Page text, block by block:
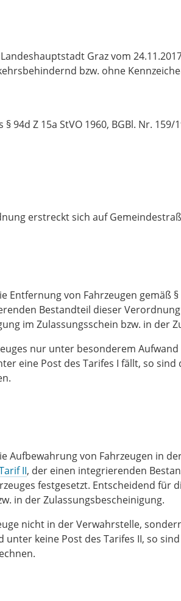
Graz vom
bzw. ohne
94d Z 15a StVO 1960, BGBl. Nr. 159/
erstreckt sich auf
von Fahrzeugen gemäß §
Bestandteil dieser
im Zulassungsschein bzw. in der
nur unter besonderem
eine Post des Tarifes I fällt, so
von Fahrzeugen in
II, der einen integrierenden
festgesetzt. Entscheidend für
in der Zulassungsbescheinigung.
nicht in der Verwahrstelle,
keine Post des Tarifes II, so